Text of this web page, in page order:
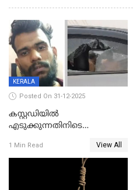
KERALA
Posted On 31-12-2025
കസ്റ്റഡിയിൽ
എടുക്കുന്നതിനിടെ
വധശ്രമക്കേസ് പ്രതി പിടിയിൽ
1 Min Read View All